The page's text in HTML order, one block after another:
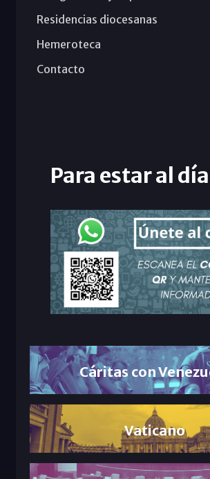
Residencias diocesanas
Hemeroteca
Contacto
Para estar al día
Cáritas con
Vaticano